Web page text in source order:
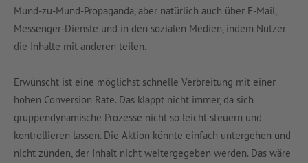
Mund-zu-Mund-Propaganda, aber natürlich auch über E-Mail,
Messenger-Dienste und in den sozialen Medien, indem Nutzer
die Inhalte mit anderen teilen.
Erwünscht ist eine möglichst schnelle Verbreitung mit einer
hohen Conversion Rate. Das klappt nicht immer, da sich
gruppendynamische Prozesse nicht so leicht steuern und
kontrollieren lassen. Die Aktion könnte einfach untergehen und
nicht zünden, der Inhalt nicht weitergegeben werden. Das wäre